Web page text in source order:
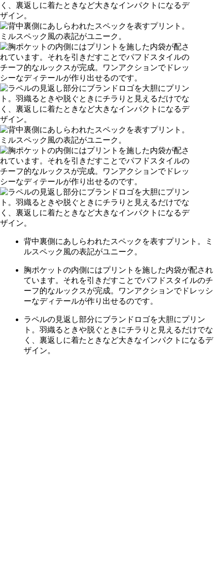
背中裏側にあしらわれたスペックを表すプリント。ミ
ルスペック風の表記がユニーク。
胸ポケットの内側にはプリントを施した内袋が配され
ています。それを引きだすことでパフドスタイルのチ
ーフ的なルックスが完成。ワンアクションでドレッシ
ーなディテールが作り出せるのです。
ラペルの見返し部分にブランドロゴを大胆にプリン
ト。羽織るときや脱ぐときにチラりと見えるだけでな
く、裏返しに着たときなど大きなインパクトになるデ
ザイン。